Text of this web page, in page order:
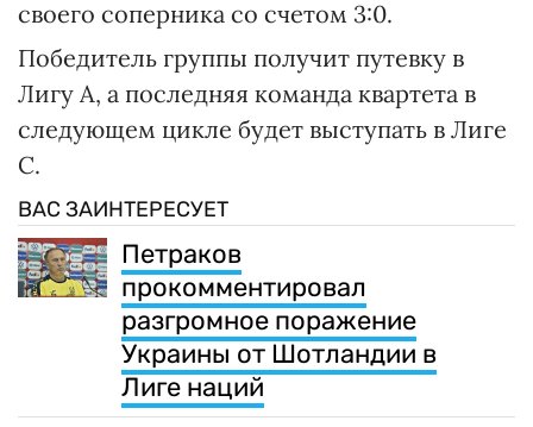
своего соперника со счетом 3:0.
Победитель группы получит путевку в
Лигу А, а последняя команда квартета в
следующем цикле будет выступать в Лиге
С.
ВАС ЗАИНТЕРЕСУЕТ
Петраков
прокомментировал
разгромное поражение
Украины от Шотландии в
Лиге наций